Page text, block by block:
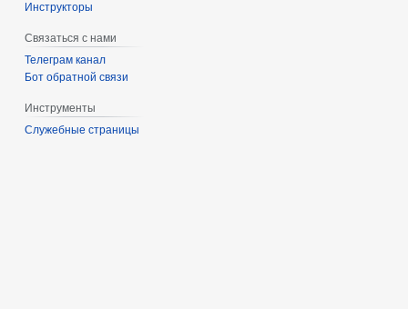
Инструкторы
Связаться с нами
Телеграм канал
Бот обратной связи
Инструменты
Служебные страницы